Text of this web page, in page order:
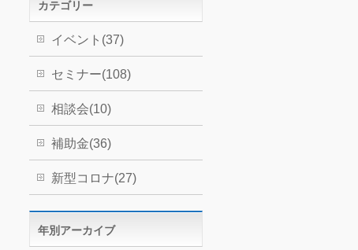
カテゴリー
イベント(37)
セミナー(108)
相談会(10)
補助金(36)
新型コロナ(27)
年別アーカイブ